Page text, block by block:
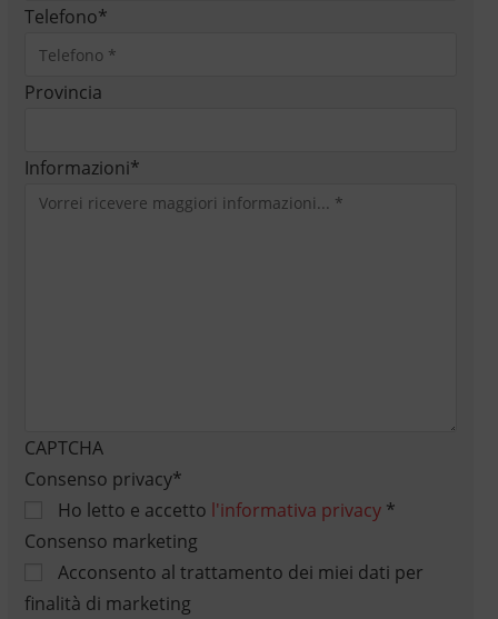
Telefono*
Provincia
Informazioni*
CAPTCHA
Consenso privacy*
Ho letto e accetto l'informativa privacy*
Consenso marketing
Acconsento al trattamento dei miei dati per
finalità di marketing